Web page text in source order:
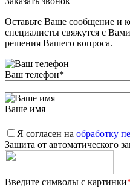
Оставьте Ваше сообщение и
специалисты свяжутся с
решения Вашего вопроса.
Ваш телефон*
Ваше имя
Я согласен на обработку
Защита от автоматического
Введите символы с картинки
Добавляйте
в корзину
Оплачивайте
25% картой
Получайте товар
выбранный